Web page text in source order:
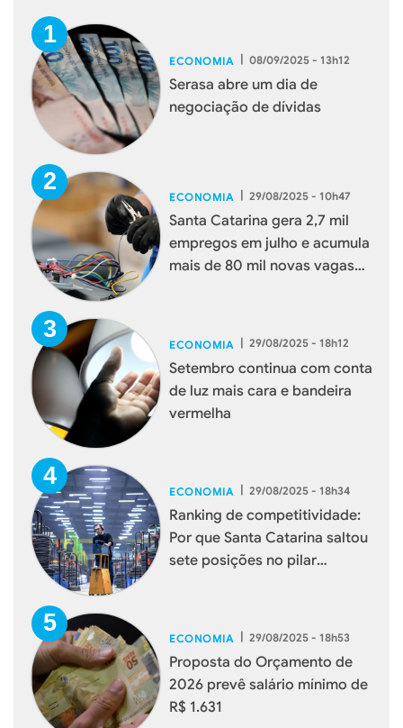
ECONOMIA 08/09/2025 - 13h12
Serasa abre um dia de
negociação de dívidas
ECONOMIA | 29/08/2025 - 10h47
Santa Catarina gera 2,7 mil
empregos em julho e acumula
mais de 80 mil novas vagas
ECONOMIA | 29/08/2025 - 18h12
Setembro continua com conta
de luz mais cara e bandeira
vermelha
ECONOMIA | 29/08/2025 - 18h34
Ranking de competitividade:
Por que Santa Catarina saltou
sete posições no pilar
ECONOMIA | 29/08/2025 - 18h53
Proposta do Orçamento de
2026 prevê salário mínimo de
R$ 1.631